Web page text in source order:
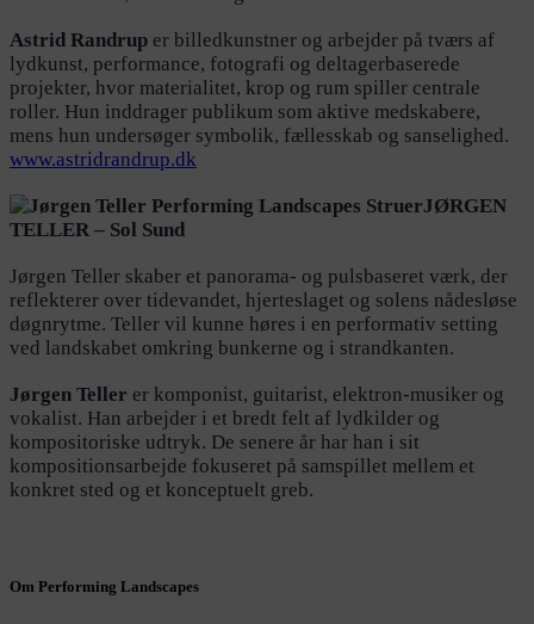
Astrid Randrup er billedkunstner og arbejder på tværs af
lydkunst, performance, fotografi og deltagerbaserede
projekter, hvor materialitet, krop og rum spiller centrale
roller. Hun inddrager publikum som aktive medskabere,
mens hun undersøger symbolik, fællesskab og sanselighed.
www.astridrandrup.dk
JØRGEN
TELLER – Sol Sund
Jørgen Teller skaber et panorama- og pulsbaseret værk, der
reflekterer over tidevandet, hjerteslaget og solens nådesløse
døgnrytme. Teller vil kunne høres i en performativ setting
ved landskabet omkring bunkerne og i strandkanten.
Jørgen Teller er komponist, guitarist, elektron-musiker og
vokalist. Han arbejder i et bredt felt af lydkilder og
kompositoriske udtryk. De senere år har han i sit
kompositionsarbejde fokuseret på samspillet mellem et
konkret sted og et konceptuelt greb.
Om Performing Landscapes